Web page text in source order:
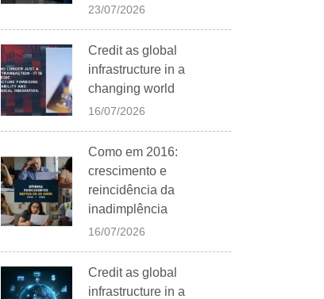
23/07/2026
Credit as global
infrastructure in a
changing world
16/07/2026
Como em 2016:
crescimento e
reincidência da
inadimplência
16/07/2026
Credit as global
infrastructure in a